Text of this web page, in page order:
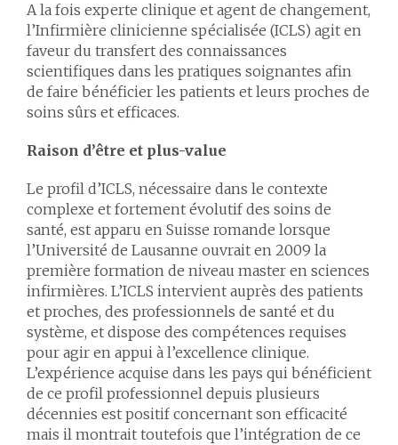
A la fois experte clinique et agent de changement,
l’Infirmière clinicienne spécialisée (ICLS) agit en
faveur du transfert des connaissances
scientifiques dans les pratiques soignantes afin
de faire bénéficier les patients et leurs proches de
soins sûrs et efficaces.
Raison d’être et plus-value
Le profil d’ICLS, nécessaire dans le contexte
complexe et fortement évolutif des soins de
santé, est apparu en Suisse romande lorsque
l’Université de Lausanne ouvrait en 2009 la
première formation de niveau master en sciences
infirmières. L’ICLS intervient auprès des patients
et proches, des professionnels de santé et du
système, et dispose des compétences requises
pour agir en appui à l’excellence clinique.
L’expérience acquise dans les pays qui bénéficient
de ce profil professionnel depuis plusieurs
décennies est positif concernant son efficacité
mais il montrait toutefois que l’intégration de ce